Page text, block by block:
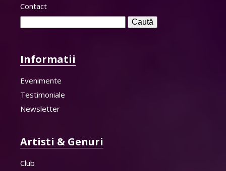
Contact
Informatii
Evenimente
Testimoniale
Newsletter
Artisti & Genuri
Club